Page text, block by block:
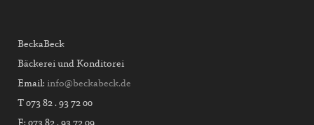
BeckaBeck
Bäckerei und Konditorei
Email: info@beckabeck.de
T 073 82 . 93 72 00